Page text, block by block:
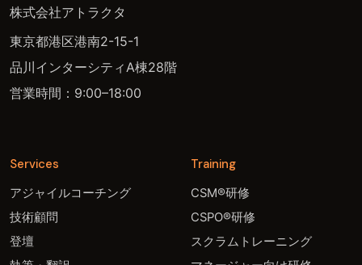
株式会社アトラクタ
東京都港区港南2-15-1
品川インターシティA棟28階
営業時間：9:00–18:00
Services
アジャイルコーチング
技術顧問
登壇
Training
CSM®研修
CSPO®研修
スクラムトレーニング